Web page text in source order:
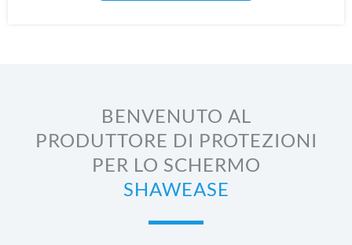
BENVENUTO AL
PRODUTTORE DI PROTEZIONI
PER LO SCHERMO
SHAWEASE